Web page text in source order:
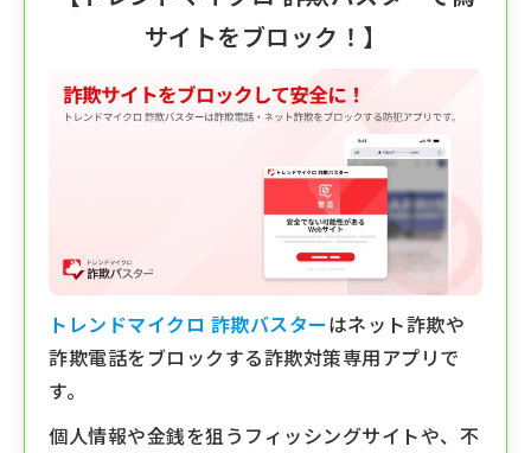
サイトをブロック！】
トレンドマイクロ 詐欺バスターはネット詐欺や
詐欺電話をブロックする詐欺対策専用アプリで
す。
個人情報や金銭を狙うフィッシングサイトや、不